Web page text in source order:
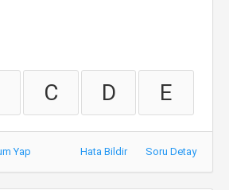
C D E
Yap Hata Bildir Soru Detay